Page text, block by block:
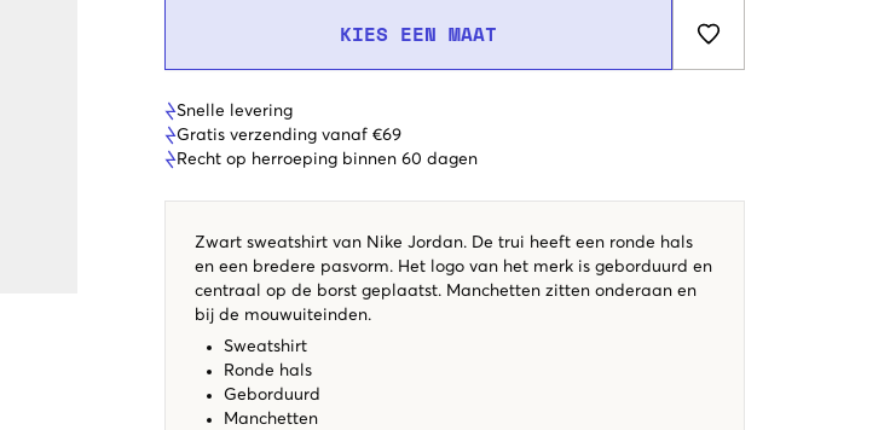
KIES EEN MAAT
Snelle levering
Gratis verzending vanaf €69
Recht op herroeping binnen 60 dagen
Zwart sweatshirt van Nike Jordan. De trui heeft een ronde hals
en een bredere pasvorm. Het logo van het merk is geborduurd en
centraal op de borst geplaatst. Manchetten zitten onderaan en
bij de mouwuiteinden.
Sweatshirt
Ronde hals
Geborduurd
Manchetten